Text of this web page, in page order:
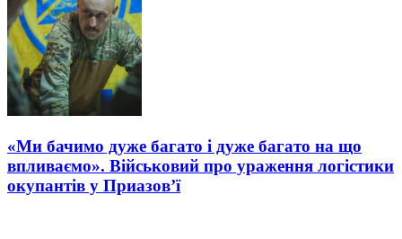
«Ми бачимо дуже багато і дуже багато на що
впливаємо». Військовий про ураження логістики
окупантів у Приазов’ї